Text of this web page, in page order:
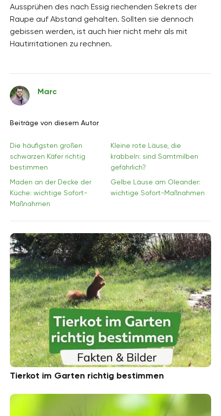
Aussprühen des nach Essig riechenden Sekrets der
Raupe auf Abstand gehalten. Sollten sie dennoch
gebissen werden, ist auch hier nicht mehr als mit
Hautirritationen zu rechnen.
Marc
Beiträge von diesem Autor
Die häufigsten großen
schwarzen Käfer richtig
bestimmen
Kleine rote Läuse, die
krabbeln: sind Samtmilben
gefährlich?
Maden an der Decke der
Küche: wichtige Sofort-
Maßnahmen
Gelbe Läuse am Oleander:
wichtige Sofort-Maßnahmen
Tierkot im Garten richtig bestimmen